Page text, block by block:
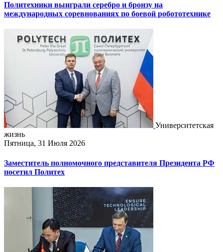
Политехники выиграли серебро и бронзу на
международных соревнованиях по боевой робототехнике
Университетская
жизнь
Пятница, 31 Июля 2026
Заместитель полномочного представителя Президента РФ
посетил Политех